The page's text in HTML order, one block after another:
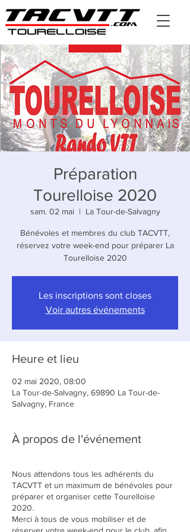
Préparation
Tourelloise 2020
sam. 02 mai
  |
La Tour-de-Salvagny
Bénévoles et membres du club TACVTT,
réservez votre week-end pour préparer La
Tourelloise 2020
Les inscriptions sont closes
Voir autres événements
Heure et lieu
02 mai 2020, 08:00
La Tour-de-Salvagny, 69890 La Tour-de-
Salvagny, France
À propos de l'événement
Nous attendons tous les adhérents du
TACVTT et un maximum de bénévoles pour
préparer et organiser cette Tourelloise
2020.
Merci à tous de vous mobiliser et de